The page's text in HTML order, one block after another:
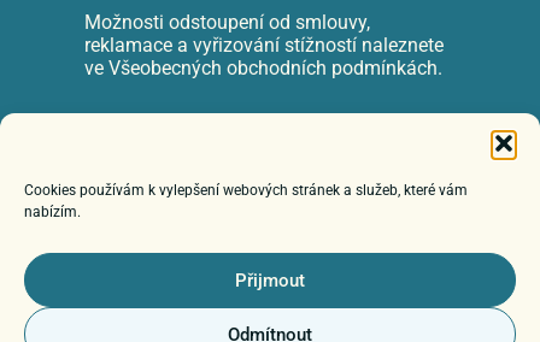
Cookies používám k vylepšení webových stránek a služeb, které vám
nabízím.
Přijmout
Odmítnout
Možnosti odstoupení od smlouvy,
reklamace a vyřizování stížností naleznete
ve Všeobecných obchodních podmínkách.
© 2026 Poznáváme autismus